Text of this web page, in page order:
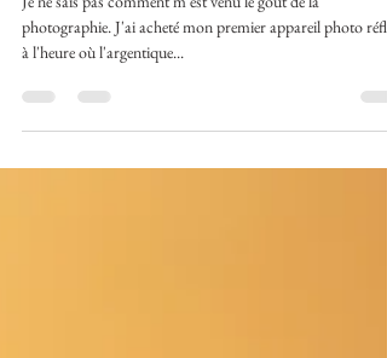
Une infinie douceur.
Je ne sais pas comment m'est venu le goût de la
photographie. J'ai acheté mon premier appareil photo réflex